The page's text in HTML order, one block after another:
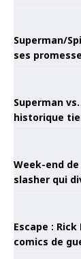
Superman/
ses
Superman
historique
Week-end
slasher qui
Escape :
comics de